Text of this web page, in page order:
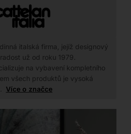
italská firma, jejíž designový
už od roku 1979.
na vybavení kompletního
všech produktů je vysoká
Více o značce